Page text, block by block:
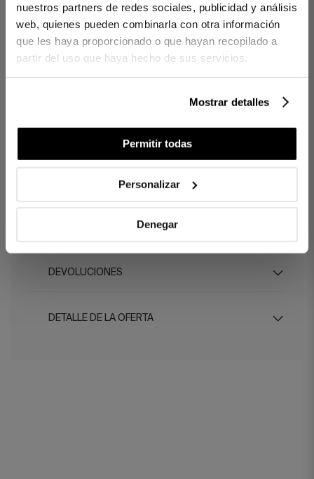
nuestros partners de redes sociales, publicidad y análisis
web, quienes pueden combinarla con otra información
que les haya proporcionado o que hayan recopilado a
partir del uso que haya hecho de sus servicios.
Mostrar detalles
Permitir todas
Personalizar
Denegar
1 delantal
Ref. 8422636992740-agrupado
DEVOLUCIONES
DETALLE DE LA OFERTA